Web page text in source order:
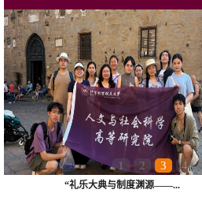
1 2 3 4
“礼乐大典与制度渊源——...